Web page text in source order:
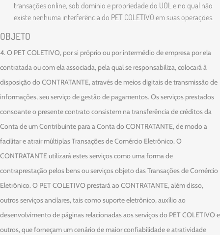
transações online, sob domínio e propriedade do UOL e no qual não
existe nenhuma interferência do PET COLETIVO em suas operações.
OBJETO
4. O PET COLETIVO, por si próprio ou por intermédio de empresa por ela
contratada ou com ela associada, pela qual se responsabiliza, colocará à
disposição do CONTRATANTE, através de meios digitais de transmissão de
informações, seu serviço de gestão de pagamentos. Os serviços prestados
consoante o presente contrato consistem na transferência de créditos da
Conta de um Contribuinte para a Conta do CONTRATANTE, de modo a
facilitar e atrair múltiplas Transações de Comércio Eletrônico. O
CONTRATANTE utilizará estes serviços como uma forma de
contraprestação pelos bens ou serviços objeto das Transações de Comércio
Eletrônico. O PET COLETIVO prestará ao CONTRATANTE, além disso,
outros serviços ancilares, tais como suporte eletrônico, auxílio ao
desenvolvimento de páginas relacionadas aos serviços do PET COLETIVO e
outros, que forneçam um cenário de maior confiabilidade e atratividade